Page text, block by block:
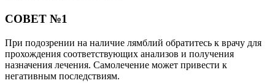
СОВЕТ №1
При подозрении на наличие лямблий обратитесь к врачу для
прохождения соответствующих анализов и получения
назначения лечения. Самолечение может привести к
негативным последствиям.